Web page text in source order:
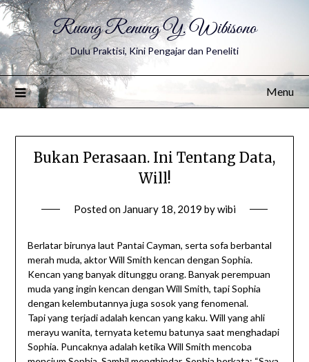
Ruang Renung Y. Wibisono
Dulu Praktisi, Kini Pengajar dan Peneliti
Menu
Bukan Perasaan. Ini Tentang Data,
Will!
Posted on January 18, 2019 bywibi
Berlatar birunya laut Pantai Cayman, serta sofa berbantal
merah muda, aktor Will Smith kencan dengan Sophia.
Kencan yang banyak ditunggu orang. Banyak perempuan
muda yang ingin kencan dengan Will Smith, tapi Sophia
dengan kelembutannya juga sosok yang fenomenal.
Tapi yang terjadi adalah kencan yang kaku. Will yang ahli
merayu wanita, ternyata ketemu batunya saat menghadapi
Sophia. Puncaknya adalah ketika Will Smith mencoba